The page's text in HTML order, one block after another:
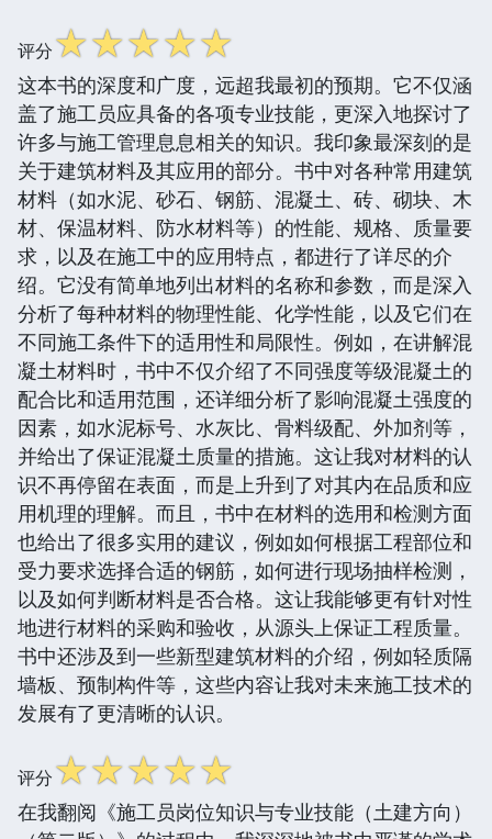
评分☆☆☆☆☆
这本书的深度和广度，远超我最初的预期。它不仅涵
盖了施工员应具备的各项专业技能，更深入地探讨了
许多与施工管理息息相关的知识。我印象最深刻的是
关于建筑材料及其应用的部分。书中对各种常用建筑
材料（如水泥、砂石、钢筋、混凝土、砖、砌块、木
材、保温材料、防水材料等）的性能、规格、质量要
求，以及在施工中的应用特点，都进行了详尽的介
绍。它没有简单地列出材料的名称和参数，而是深入
分析了每种材料的物理性能、化学性能，以及它们在
不同施工条件下的适用性和局限性。例如，在讲解混
凝土材料时，书中不仅介绍了不同强度等级混凝土的
配合比和适用范围，还详细分析了影响混凝土强度的
因素，如水泥标号、水灰比、骨料级配、外加剂等，
并给出了保证混凝土质量的措施。这让我对材料的认
识不再停留在表面，而是上升到了对其内在品质和应
用机理的理解。而且，书中在材料的选用和检测方面
也给出了很多实用的建议，例如如何根据工程部位和
受力要求选择合适的钢筋，如何进行现场抽样检测，
以及如何判断材料是否合格。这让我能够更有针对性
地进行材料的采购和验收，从源头上保证工程质量。
书中还涉及到一些新型建筑材料的介绍，例如轻质隔
墙板、预制构件等，这些内容让我对未来施工技术的
发展有了更清晰的认识。
评分☆☆☆☆☆
在我翻阅《施工员岗位知识与专业技能（土建方向）